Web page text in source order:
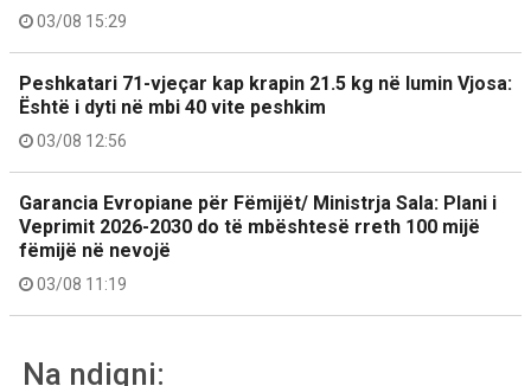
03/08 15:29
Peshkatari 71-vjeçar kap krapin 21.5 kg në lumin Vjosa:
Është i dyti në mbi 40 vite peshkim
03/08 12:56
Garancia Evropiane për Fëmijët/ Ministrja Sala: Plani i
Veprimit 2026-2030 do të mbështesë rreth 100 mijë
fëmijë në nevojë
03/08 11:19
Na ndiqni: